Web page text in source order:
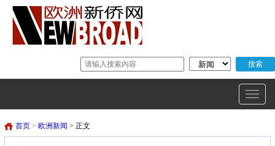
首页 > 欧洲新闻 > 正文